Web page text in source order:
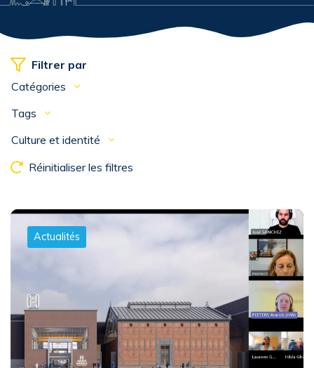
Filtrer par
Catégories
Tags
Culture et identité
Réinitialiser les filtres
Actualités